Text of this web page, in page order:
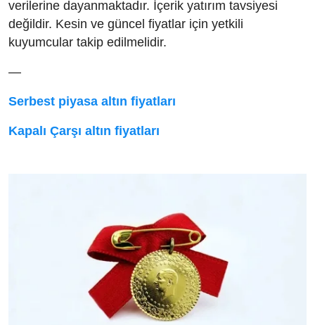
verilerine dayanmaktadır. İçerik yatırım tavsiyesi
değildir. Kesin ve güncel fiyatlar için yetkili
kuyumcular takip edilmelidir.
—
Serbest piyasa altın fiyatları
Kapalı Çarşı altın fiyatları